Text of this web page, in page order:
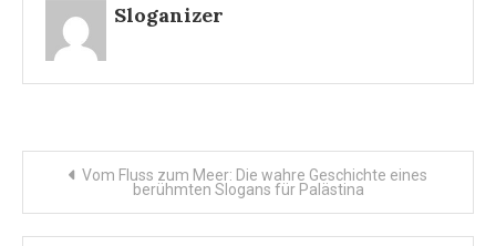
Sloganizer
Post
navigation
Vom Fluss zum Meer: Die wahre Geschichte eines
berühmten Slogans für Palästina